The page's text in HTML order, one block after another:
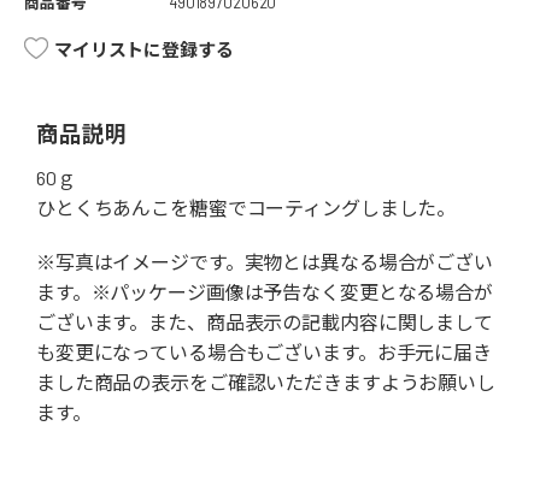
マイリストに登録する
商品説明
60ｇ
ひとくちあんこを糖蜜でコーティングしました。
※写真はイメージです。実物とは異なる場合がござい
ます。※パッケージ画像は予告なく変更となる場合が
ございます。また、商品表示の記載内容に関しまして
も変更になっている場合もございます。お手元に届き
ました商品の表示をご確認いただきますようお願いし
ます。